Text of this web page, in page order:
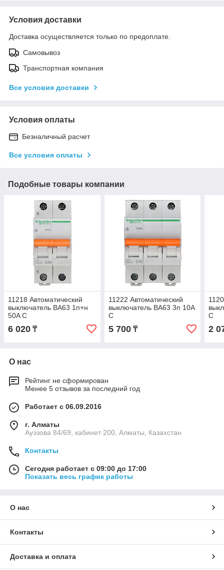
Условия доставки
Доставка осуществляется только по предоплате.
Самовывоз
Транспортная компания
Все условия доставки
Условия оплаты
Безналичный расчет
Все условия оплаты
Подобные товары компании
11218 Автоматический
выключатель ВА63 1п+н
50A C
6 020 ₸
11222 Автоматический
выключатель ВА63 3п 10A
C
5 700₸
C
2
О нас
Рейтинг не сформирован
Менее 5 отзывов за последний год
Работает с 06.09.2016
г. Алматы
Ауэзова 84/69, кабинет 200, Алматы, Казахстан
Контакты
Сегодня работает с 09:00 до 17:00
Показать весь график работы
О нас
Контакты
Доставка и оплата